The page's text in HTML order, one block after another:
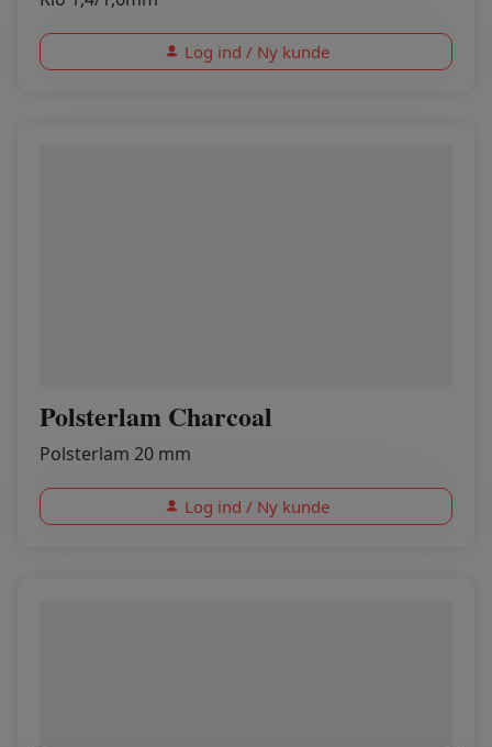
Log ind / Ny kunde
Polsterlam Charcoal
Polsterlam 20 mm
Log ind / Ny kunde